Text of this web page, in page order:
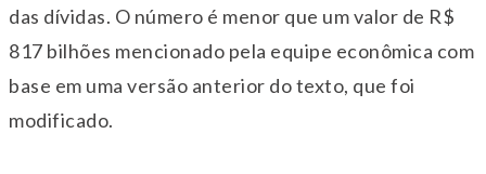
das dívidas. O número é menor que um valor de R$
817 bilhões mencionado pela equipe econômica com
base em uma versão anterior do texto, que foi
modificado.